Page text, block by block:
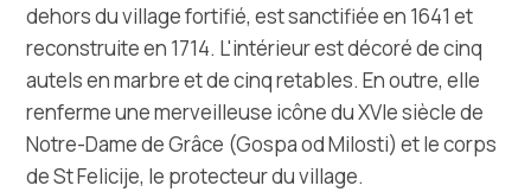
dehors du village fortifié, est sanctifiée en 1641 et
reconstruite en 1714. L'intérieur est décoré de cinq
autels en marbre et de cinq retables. En outre, elle
renferme une merveilleuse icône du XVIe siècle de
Notre-Dame de Grâce (Gospa od Milosti) et le corps
de St Felicije, le protecteur du village.